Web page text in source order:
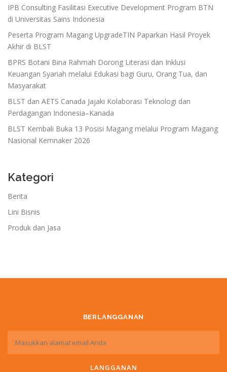
IPB Consulting Fasilitasi Executive Development Program BTN
di Universitas Sains Indonesia
Peserta Program Magang UpgradeTIN Paparkan Hasil Proyek
Akhir di BLST
BPRS Botani Bina Rahmah Dorong Literasi dan Inklusi
Keuangan Syariah melalui Edukasi bagi Guru, Orang Tua, dan
Masyarakat
BLST dan AETS Canada Jajaki Kolaborasi Teknologi dan
Perdagangan Indonesia–Kanada
BLST Kembali Buka 13 Posisi Magang melalui Program Magang
Nasional Kemnaker 2026
Kategori
Berita
Lini Bisnis
Produk dan Jasa
BERLANGGANAN